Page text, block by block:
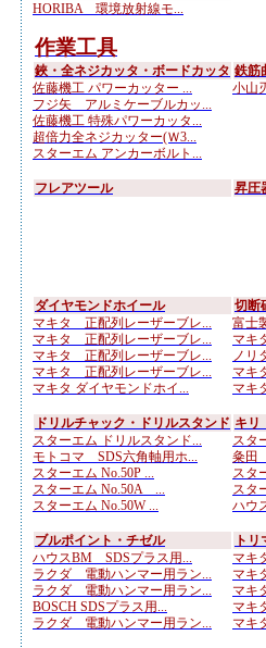
HORIBA 環境放射線モ...
作業工具
鋏・全ネジカッタ・ボードカッタ
佐藤機工 パワーカッター ...
フジ矢 アルミケーブルカッ...
佐藤機工 特殊パワーカッタ...
超倍力全ネジカッター(Ｗ3...
スターエム アンカーボルト...
鉄筋
小山
フレアツール 昇圧
ダイヤモンドホイール
マキタ 正配列レーザーブレ...
マキタ 正配列レーザーブレ...
マキタ 正配列レーザーブレ...
マキタ 正配列レーザーブレ...
マキタ ダイヤモンドホイ...
切断
富士
マキ
ノリ
マキ
マキ
ドリルチャック・ドリルスタンド
スターエム ドリルスタンド...
モトコマ SDS六角軸用ホ...
スターエム No.50P ...
スターエム No.50A ...
スターエム No.50W ...
キリ
スタ
粂田
スタ
スタ
ハウ
ブルポイント・チゼル
ハウスBM SDSプラス用...
ラクダ 電動ハンマー用ラン...
ラクダ 電動ハンマー用ラン...
BOSCH SDSプラス用...
ラクダ 電動ハンマー用ラン...
ト
マキ
マキ
マキ
マキ
マキ